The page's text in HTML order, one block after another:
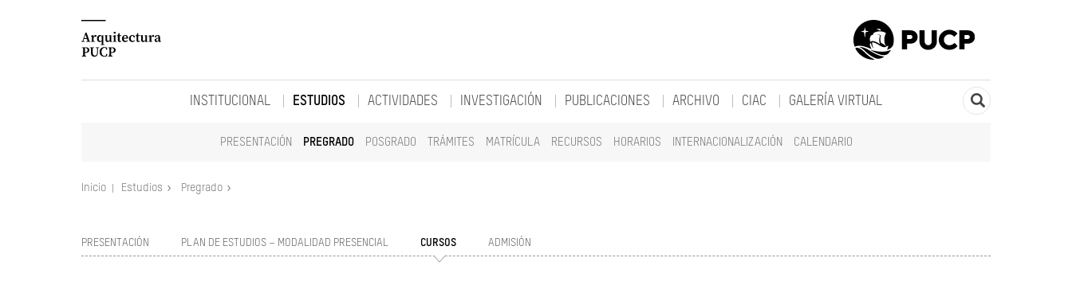
INSTITUCIONAL ESTUDIOS
PRESENTACIÓN PREGRADO POSGRADO TRÁMITES MATRÍCULA RECURSOS HORARIOS INTERNACIONALIZACIÓN CALENDARIO
ACTIVIDADES INVESTIGACIÓN PUBLICACIONES ARCHIVO CIAC GALERÍA VIRTUAL
Inicio Estudios Pregrado
PRESENTACIÓN PLAN DE ESTUDIOS – MODALIDAD PRESENCIAL CURSOS ADMISIÓN